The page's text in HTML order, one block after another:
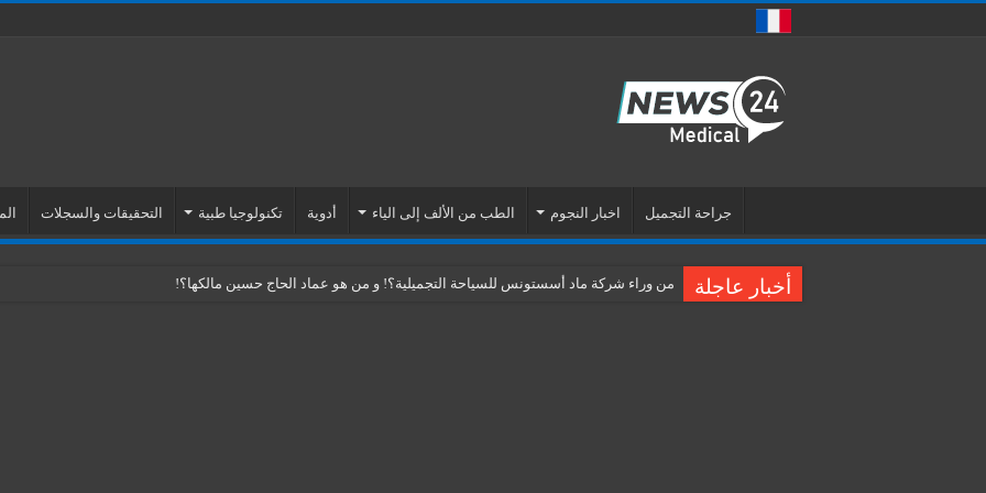
جراحة التجميل اخبار النجوم الطب من الألف إلى الياء أدوية تكنولوجيا طبية التحقيقات والسجلات
أخبار عاجلة من وراء شركة ماد أسستونس للسياحة التجميلية؟! و من هو عماد الحاج حسين مالكها؟!